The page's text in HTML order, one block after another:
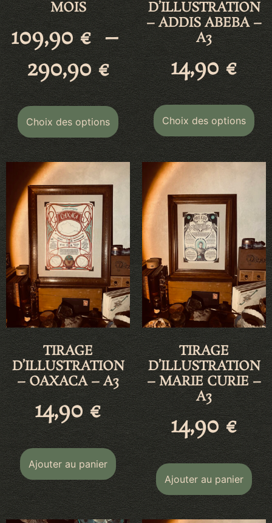
MOIS
109,90€ –
290,90€
Choix des options
D’ILLUSTRATION
– ADDIS ABEBA –
A3
14,90€
Choix des options
TIRAGE
D’ILLUSTRATION
– OAXACA – A3
14,90€
Ajouter au panier
TIRAGE
D’ILLUSTRATION
– MARIE CURIE –
A3
14,90€
Ajouter au panier